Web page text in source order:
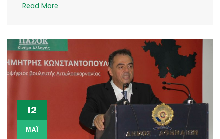
Read More
12
ΜΆΙ